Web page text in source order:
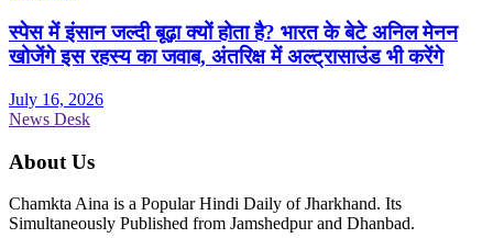
स्पेस में इंसान जल्दी बूढ़ा क्यों होता है? भारत के बेटे अनिल मेनन
खोजेंगे इस रहस्य का जवाब, अंतरिक्ष में अल्ट्रासाउंड भी करेंगे
July 16, 2026
News Desk
About Us
Chamkta Aina is a Popular Hindi Daily of Jharkhand. Its
Simultaneously Published from Jamshedpur and Dhanbad.